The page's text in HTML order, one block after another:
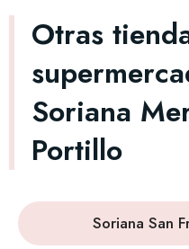
Otras
Soriana
Portillo
Soriana San